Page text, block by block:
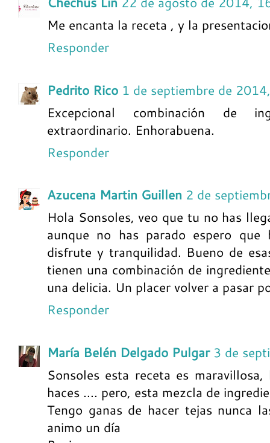
Me encanta la receta , y la
Responder
Pedrito Rico 1 de septiembre de
Excepcional combinación de
extraordinario. Enhorabuena.
Responder
Azucena Martin Guillen 2 de
Hola Sonsoles, veo que tu no has
aunque no has parado espero
disfrute y tranquilidad. Bueno de
tienen una combinación de
una delicia. Un placer volver a pasar
Responder
María Belén Delgado Pulgar 3 de
Sonsoles esta receta es
haces .... pero, esta mezcla de
Tengo ganas de hacer tejas nunca
animo un día